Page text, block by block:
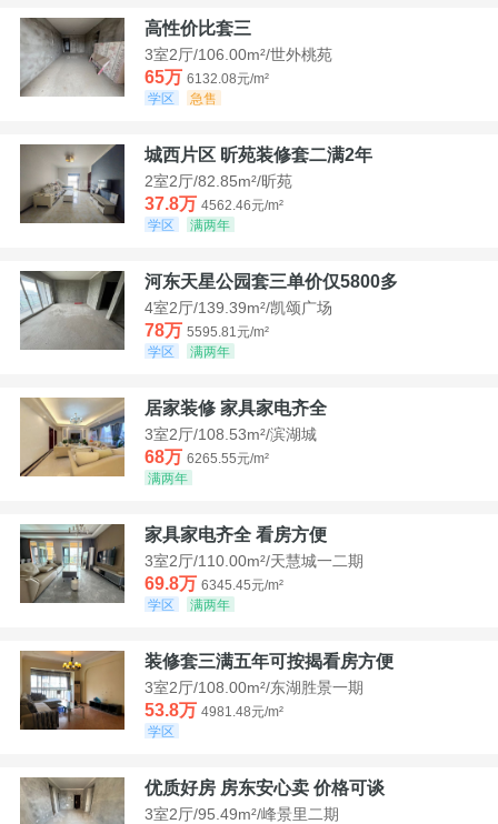
高性价比套三
3室2厅/106.00m²/世外桃苑
65万 6132.08元/m²
学区
急售
城西片区 昕苑装修套二满2年
2室2厅/82.85m²/昕苑
37.8万 4562.46元/m²
学区
满两年
河东天星公园套三单价仅5800多
4室2厅/139.39m²/凯颂广场
78万 5595.81元/m²
学区
满两年
居家装修 家具家电齐全
3室2厅/108.53m²/滨湖城
68万 6265.55元/m²
满两年
家具家电齐全 看房方便
3室2厅/110.00m²/天慧城一二期
69.8万 6345.45元/m²
学区
满两年
装修套三满五年可按揭看房方便
3室2厅/108.00m²/东湖胜景一期
53.8万 4981.48元/m²
学区
优质好房 房东安心卖 价格可谈
3室2厅/95.49m²/峰景里二期